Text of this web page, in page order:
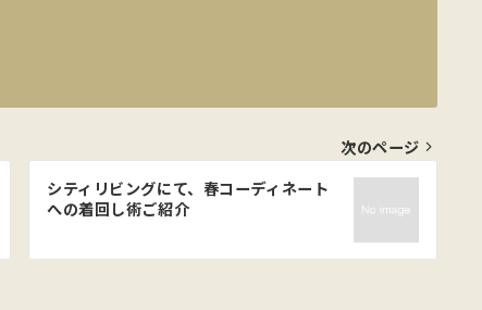
次のページ
シティリビングにて、春コーディネート
への着回し術ご紹介